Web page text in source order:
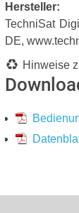
Hersteller:
TechniSat
DE,
Hinweise